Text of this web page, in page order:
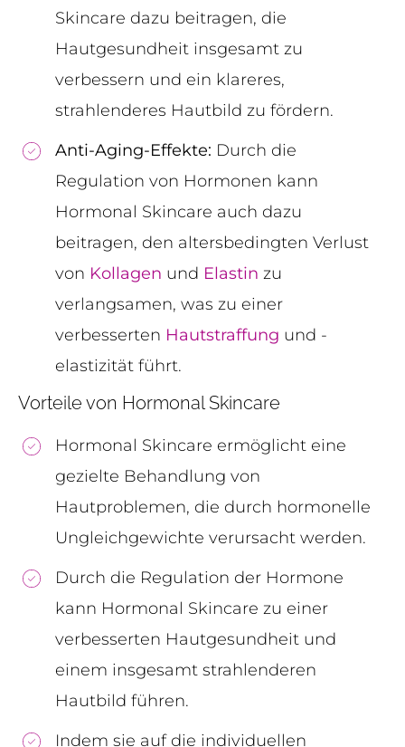
Skincare dazu beitragen, die
Hautgesundheit insgesamt zu
verbessern und ein klareres,
strahlenderes Hautbild zu fördern.
Anti-Aging-Effekte: Durch die
Regulation von Hormonen kann
Hormonal Skincare auch dazu
beitragen, den altersbedingten Verlust
von Kollagen und Elastin zu
verlangsamen, was zu einer
verbesserten Hautstraffung und -
elastizität führt.
Vorteile von Hormonal Skincare
Hormonal Skincare ermöglicht eine
gezielte Behandlung von
Hautproblemen, die durch hormonelle
Ungleichgewichte verursacht werden.
Durch die Regulation der Hormone
kann Hormonal Skincare zu einer
verbesserten Hautgesundheit und
einem insgesamt strahlenderen
Hautbild führen.
Indem sie auf die individuellen